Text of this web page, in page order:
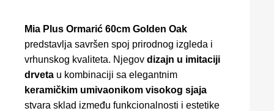
Mia Plus Ormarić 60cm Golden Oak
predstavlja savršen spoj prirodnog izgleda i
vrhunskog kvaliteta. Njegov dizajn u imitaciji
drveta u kombinaciji sa elegantnim
keramičkim umivaonikom visokog sjaja
stvara sklad između funkcionalnosti i estetike